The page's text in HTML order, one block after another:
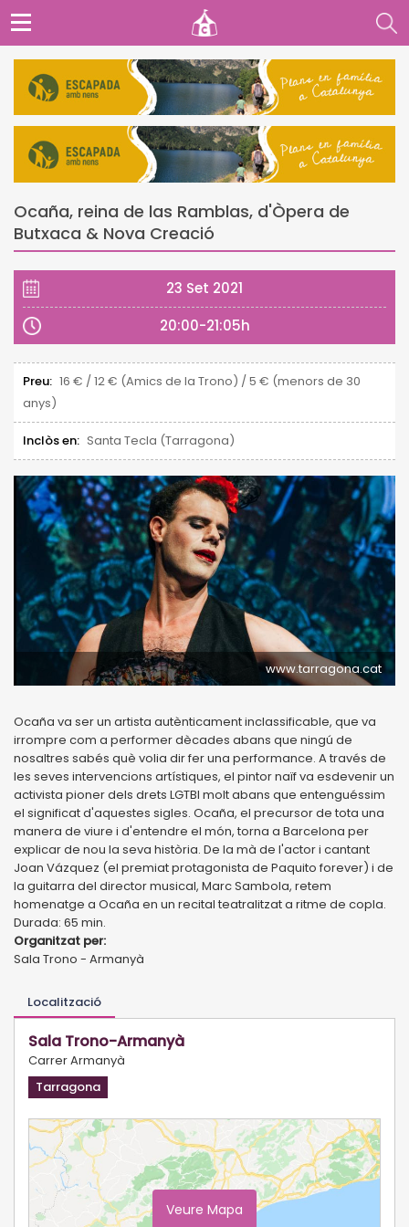
Ocaña, reina de las Ramblas, d'Òpera de
Butxaca & Nova Creació
23 Set 2021
20:00-21:05h
Preu: 16 € / 12 € (Amics de la Trono) / 5 € (menors de 30
anys)
Inclòs en: Santa Tecla (Tarragona)
www.tarragona.cat
Ocaña va ser un artista autènticament inclassificable, que va
irrompre com a performer dècades abans que ningú de
nosaltres sabés què volia dir fer una performance. A través de
les seves intervencions artístiques, el pintor naïf va esdevenir un
activista pioner dels drets LGTBI molt abans que entenguéssim
el significat d'aquestes sigles. Ocaña, el precursor de tota una
manera de viure i d'entendre el món, torna a Barcelona per
explicar de nou la seva història. De la mà de l'actor i cantant
Joan Vázquez (el premiat protagonista de Paquito forever) i de
la guitarra del director musical, Marc Sambola, retem
homenatge a Ocaña en un recital teatralitzat a ritme de copla.
Durada: 65 min.
Organitzat per:
Sala Trono - Armanyà
Localització
Sala Trono-Armanyà
Carrer Armanyà
Tarragona
Veure Mapa